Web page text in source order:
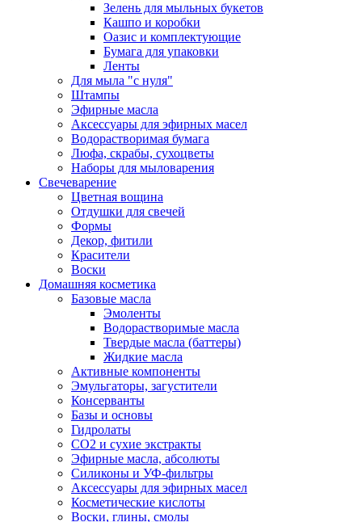
Зелень для мыльных букетов
Кашпо и коробки
Оазис и комплектующие
Бумага для упаковки
Ленты
Для мыла "с нуля"
Штампы
Эфирные масла
Аксессуары для эфирных масел
Водорастворимая бумага
Люфа, скрабы, сухоцветы
Наборы для мыловарения
Свечеварение
Цветная вощина
Отдушки для свечей
Формы
Декор, фитили
Красители
Воски
Домашняя косметика
Базовые масла
Эмоленты
Водорастворимые масла
Твердые масла (баттеры)
Жидкие масла
Активные компоненты
Эмульгаторы, загустители
Консерванты
Базы и основы
Гидролаты
СО2 и сухие экстракты
Эфирные масла, абсолюты
Силиконы и УФ-фильтры
Аксессуары для эфирных масел
Косметические кислоты
Воски, глины, смолы